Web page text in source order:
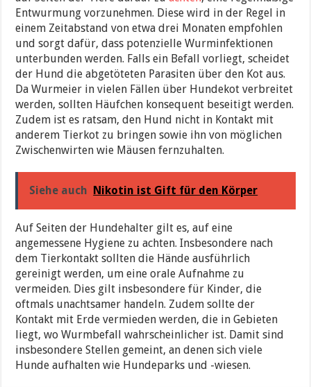
Entwurmung vorzunehmen. Diese wird in der Regel in
einem Zeitabstand von etwa drei Monaten empfohlen
und sorgt dafür, dass potenzielle Wurminfektionen
unterbunden werden. Falls ein Befall vorliegt, scheidet
der Hund die abgetöteten Parasiten über den Kot aus.
Da Wurmeier in vielen Fällen über Hundekot verbreitet
werden, sollten Häufchen konsequent beseitigt werden.
Zudem ist es ratsam, den Hund nicht in Kontakt mit
anderem Tierkot zu bringen sowie ihn von möglichen
Zwischenwirten wie Mäusen fernzuhalten.
Siehe auch Nikotin ist Gift für den Körper
Auf Seiten der Hundehalter gilt es, auf eine
angemessene Hygiene zu achten. Insbesondere nach
dem Tierkontakt sollten die Hände ausführlich
gereinigt werden, um eine orale Aufnahme zu
vermeiden. Dies gilt insbesondere für Kinder, die
oftmals unachtsamer handeln. Zudem sollte der
Kontakt mit Erde vermieden werden, die in Gebieten
liegt, wo Wurmbefall wahrscheinlicher ist. Damit sind
insbesondere Stellen gemeint, an denen sich viele
Hunde aufhalten wie Hundeparks und -wiesen.